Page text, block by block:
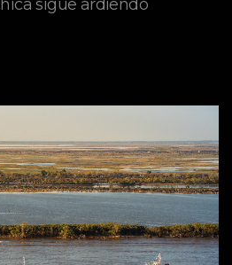
sigue ardiendo